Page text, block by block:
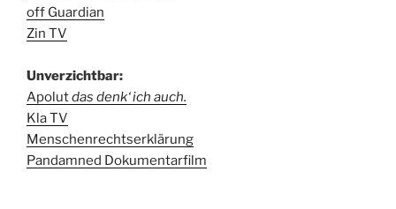
off Guardian
Zin TV
Unverzichtbar:
Apolutdas denk‘ ich auch.
Kla TV
Menschenrechtserklärung
Pandamned Dokumentarfilm